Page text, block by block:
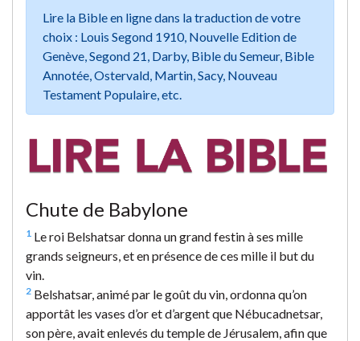
Lire la Bible en ligne dans la traduction de votre
choix : Louis Segond 1910, Nouvelle Edition de
Genève, Segond 21, Darby, Bible du Semeur, Bible
Annotée, Ostervald, Martin, Sacy, Nouveau
Testament Populaire, etc.
Chute de Babylone
1 Le roi Belshatsar donna un grand festin à ses mille
grands seigneurs, et en présence de ces mille il but du
vin.
2 Belshatsar, animé par le goût du vin, ordonna qu’on
apportât les vases d’or et d’argent que Nébucadnetsar,
son père, avait enlevés du temple de Jérusalem, afin que